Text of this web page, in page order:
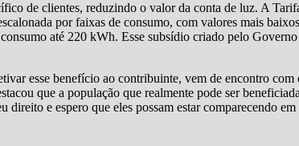
de clientes, reduzindo o valor da conta de luz. A
por faixas de consumo, com valores mais
até 220 kWh. Esse subsídio criado pelo
esse benefício ao contribuinte, vem de encontro com
que a população que realmente pode ser
direito e espero que eles possam estar comparecendo